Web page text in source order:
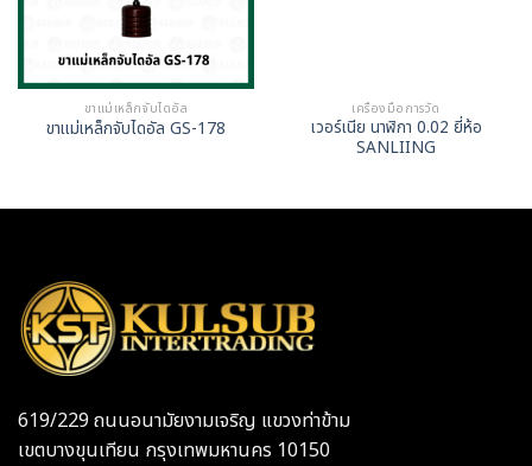
ขาแม่เหล็กจับไดอัล
ขาแม่เหล็กจับไดอัล GS-178
เครื่องมือการวัด
เวอร์เนีย นาฬิกา 0.02 ยี่ห้อ
SANLIING
619/229 ถนนอนามัยงามเจริญ แขวงท่าข้าม
เขตบางขุนเทียน กรุงเทพมหานคร 10150